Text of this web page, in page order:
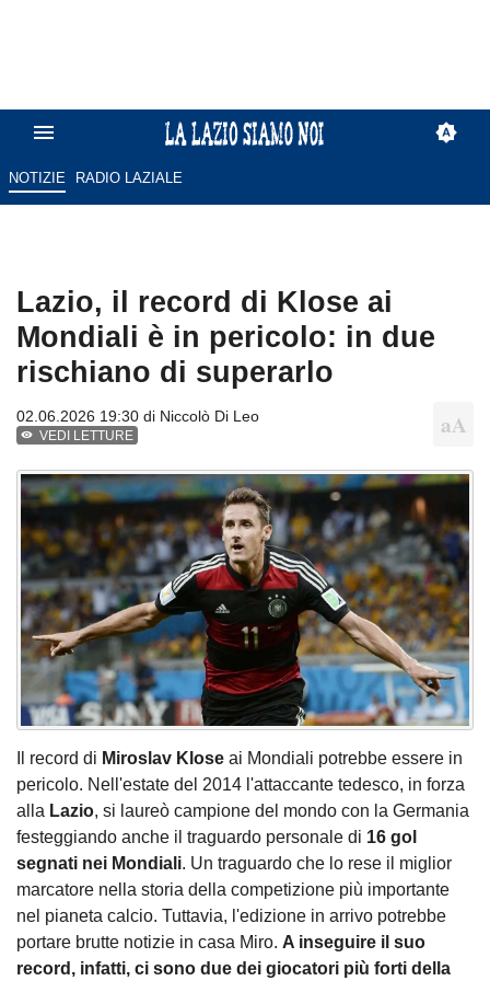
NOTIZIE RADIO LAZIALE
Lazio, il record di Klose ai
Mondiali è in pericolo: in due
rischiano di superarlo
02.06.2026 19:30 di Niccolò Di Leo
VEDI LETTURE
Il record di Miroslav Klose ai Mondiali potrebbe essere in
pericolo. Nell'estate del 2014 l'attaccante tedesco, in forza
alla Lazio, si laureò campione del mondo con la Germania
festeggiando anche il traguardo personale di 16 gol
segnati nei Mondiali. Un traguardo che lo rese il miglior
marcatore nella storia della competizione più importante
nel pianeta calcio. Tuttavia, l'edizione in arrivo potrebbe
portare brutte notizie in casa Miro. A inseguire il suo
record, infatti, ci sono due dei giocatori più forti della